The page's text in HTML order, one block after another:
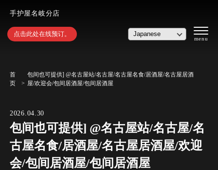
手护屋名岐分店
点击此处在线预订。
首
页
包间也可提供] @名古屋站/名古屋/名古屋名食/居酒屋/名古屋居酒
屋/欢迎会/包间居酒屋/包间居酒屋
2026.04.30
包间也可提供] @名古屋站/名古屋/名
古屋名食/居酒屋/名古屋居酒屋/欢迎
会/包间居酒屋/包间居酒屋